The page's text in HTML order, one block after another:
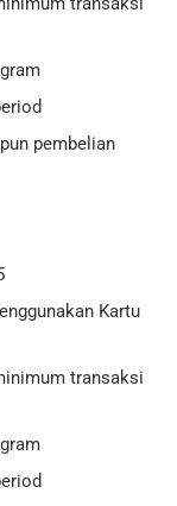
pembelian
Kartu
transaksi